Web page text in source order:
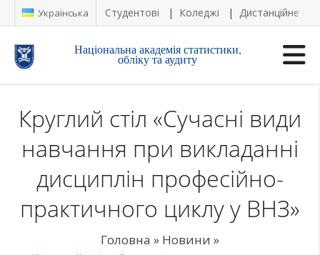
Українська Студентові Коледжі Дистанційне
Національна академія статистики,
обліку та аудиту
Круглий стіл «Сучасні види
навчання при викладанні
дисциплін професійно-
практичного циклу у ВНЗ»
Головна » Новини »